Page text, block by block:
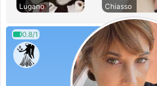
Lugano
Chiasso
0.8/1